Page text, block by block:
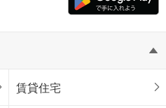
賃貸住宅